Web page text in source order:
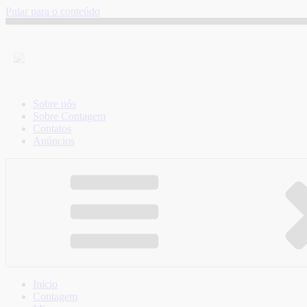
Pular para o conteúdo
Sobre nós
Sobre Contagem
Contatos
Anúncios
Início
Contagem